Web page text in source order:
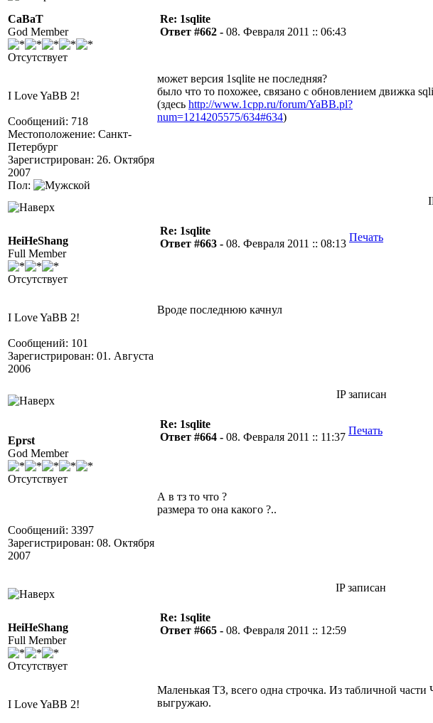
CaBaT
God Member
Отсутствует
I Love YaBB 2!
Сообщений: 718
Местоположение: Санкт-
Петербург
Зарегистрирован: 26. Октября
2007
Пол:
Re: 1sqlite
Ответ #662 - 08. Февраля 2011 :: 06:43
может версия 1sqlite не последняя?
было что то похожее, связано с обновлением движка
(здесь http://www.1cpp.ru/forum/YaBB.pl?
num=1214205575/634#634)
HeiHeShang
Full Member
Отсутствует
I Love YaBB 2!
Сообщений: 101
Зарегистрирован: 01. Августа
2006
Re: 1sqlite
Ответ #663 - 08. Февраля 2011 :: 08:13
Печать
Вроде последнюю качнул
IP записан
Eprst
God Member
Отсутствует
Сообщений: 3397
Зарегистрирован: 08. Октября
2007
Re: 1sqlite
Ответ #664 - 08. Февраля 2011 :: 11:37
Печать
А в тз то что ?
размера то она какого ?..
IP записан
HeiHeShang
Full Member
Отсутствует
I Love YaBB 2!
Re: 1sqlite
Ответ #665 - 08. Февраля 2011 :: 12:59
Маленькая ТЗ, всего одна строчка. Из табличной
выгружаю.